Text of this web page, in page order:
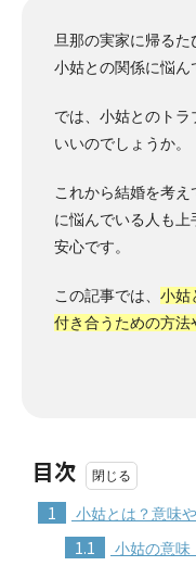
旦那の実家に帰るた
小姑との関係に悩ん
では、小姑とのト
いいのでしょうか。
これから結婚を考
に悩んでいる人も上
安心です。
この記事では、 小姑
付き合うための方法
目次
1 小姑とは？意味
1.1 小姑の意味